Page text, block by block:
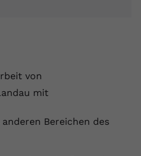
von
mit
Bereichen des